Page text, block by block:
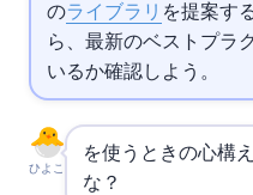
のライブラリ を提案す
ら、最新のベストプラ
いるか確認しよう。
ひよこ
AIを使うときの心
な？